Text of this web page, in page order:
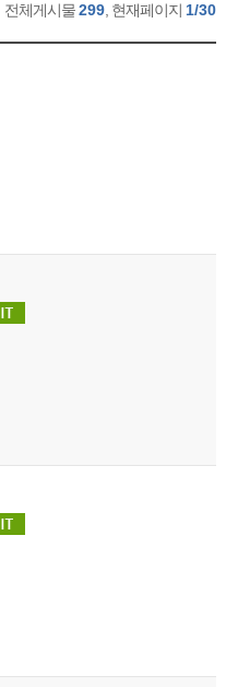
전체게시물299 , 현재페이지 1/30